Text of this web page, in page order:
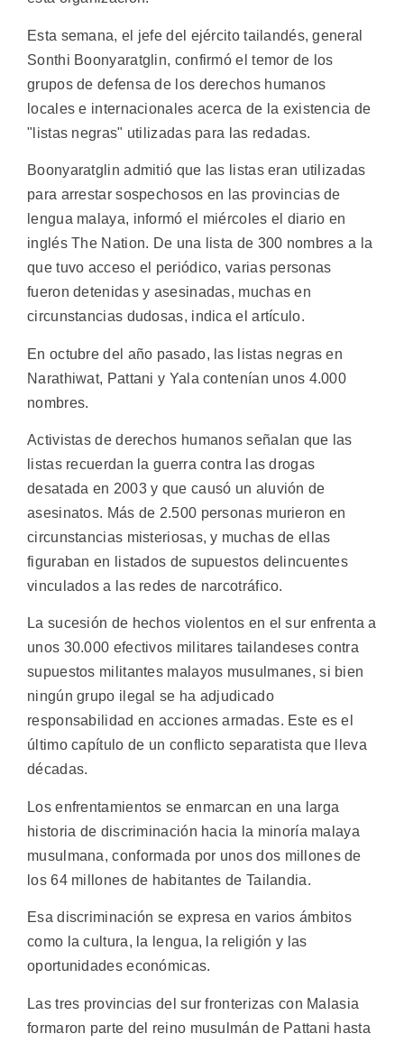
Esta semana, el jefe del ejército tailandés, general
Sonthi Boonyaratglin, confirmó el temor de los
grupos de defensa de los derechos humanos
locales e internacionales acerca de la existencia de
"listas negras" utilizadas para las redadas.
Boonyaratglin admitió que las listas eran utilizadas
para arrestar sospechosos en las provincias de
lengua malaya, informó el miércoles el diario en
inglés The Nation. De una lista de 300 nombres a la
que tuvo acceso el periódico, varias personas
fueron detenidas y asesinadas, muchas en
circunstancias dudosas, indica el artículo.
En octubre del año pasado, las listas negras en
Narathiwat, Pattani y Yala contenían unos 4.000
nombres.
Activistas de derechos humanos señalan que las
listas recuerdan la guerra contra las drogas
desatada en 2003 y que causó un aluvión de
asesinatos. Más de 2.500 personas murieron en
circunstancias misteriosas, y muchas de ellas
figuraban en listados de supuestos delincuentes
vinculados a las redes de narcotráfico.
La sucesión de hechos violentos en el sur enfrenta a
unos 30.000 efectivos militares tailandeses contra
supuestos militantes malayos musulmanes, si bien
ningún grupo ilegal se ha adjudicado
responsabilidad en acciones armadas. Este es el
último capítulo de un conflicto separatista que lleva
décadas.
Los enfrentamientos se enmarcan en una larga
historia de discriminación hacia la minoría malaya
musulmana, conformada por unos dos millones de
los 64 millones de habitantes de Tailandia.
Esa discriminación se expresa en varios ámbitos
como la cultura, la lengua, la religión y las
oportunidades económicas.
Las tres provincias del sur fronterizas con Malasia
formaron parte del reino musulmán de Pattani hasta